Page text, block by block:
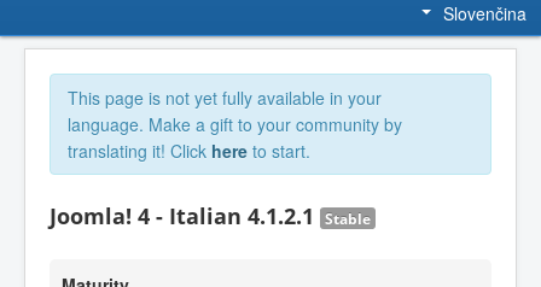
Slovenčina
This page is not yet fully available in your
language. Make a gift to your community by
translating it! Click here to start.
Joomla! 4 - Italian 4.1.2.1 Stable